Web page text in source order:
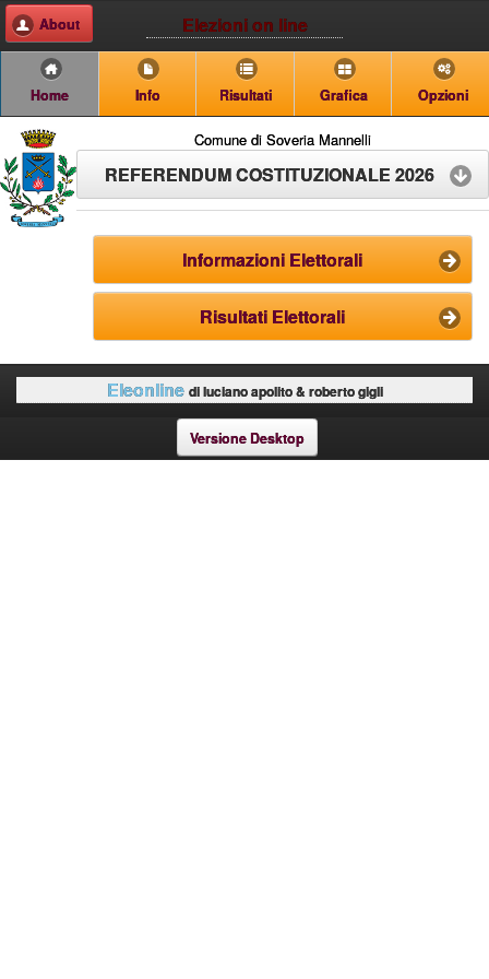
Elezioni on line
About
Home Info Risultati Grafica Opzioni
Comune di Soveria Mannelli
REFERENDUM COSTITUZIONALE 2026
Informazioni Elettorali
Risultati Elettorali
Eleonline di luciano apolito & roberto gigli
Versione Desktop